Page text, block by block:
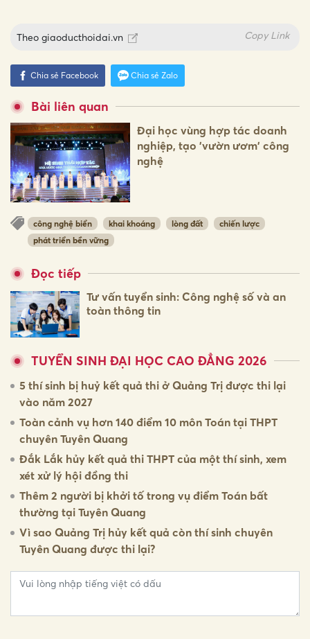
Theo giaoducthoidai.vn Copy Link
Chia sẻ Facebook Chia sẻ Zalo
Bài liên quan
Đại học vùng hợp tác doanh
nghiệp, tạo 'vườn ươm' công
nghệ
công nghệ biển khai khoáng lòng đất
chiến lược
phát triển bền vững
Đọc tiếp
Tư vấn tuyển sinh: Công nghệ số và an
toàn thông tin
TUYỂN SINH ĐẠI HỌC CAO ĐẲNG 2026
5 thí sinh bị huỷ kết quả thi ở Quảng Trị được thi lại
vào năm 2027
Toàn cảnh vụ hơn 140 điểm 10 môn Toán tại THPT
chuyên Tuyên Quang
Đắk Lắk hủy kết quả thi THPT của một thí sinh, xem
xét xử lý hội đồng thi
Thêm 2 người bị khởi tố trong vụ điểm Toán bất
thường tại Tuyên Quang
Vì sao Quảng Trị hủy kết quả còn thí sinh chuyên
Tuyên Quang được thi lại?